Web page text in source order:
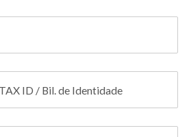
ID / Bil. de Identidade